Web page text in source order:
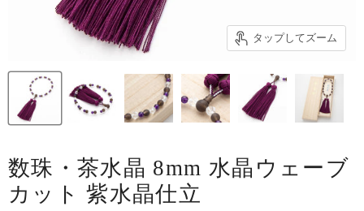
タップしてズーム
数珠・茶水晶 8mm 水晶ウェーブ
カット 紫水晶仕立